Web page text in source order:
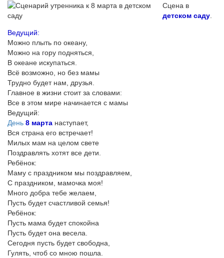
Сцена в
детском саду
Ведущий:
Можно плыть по океану,
Можно на гору подняться,
В океане искупаться.
Всё возможно, но без мамы
Трудно будет нам, друзья.
Главное в жизни стоит за словами:
Все в этом мире начинается с мамы
Ведущий:
День 8 марта наступает,
Вся страна его встречает!
Милых мам на целом свете
Поздравлять хотят все дети.
Ребёнок:
Маму с праздником мы поздравляем,
С праздником, мамочка моя!
Много добра тебе желаем,
Пусть будет счастливой семья!
Ребёнок:
Пусть мама будет спокойна
Пусть будет она весела.
Сегодня пусть будет свободна,
Гулять, чтоб со мною пошла.